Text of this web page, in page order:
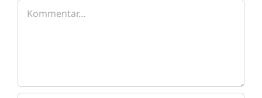
Kommentar